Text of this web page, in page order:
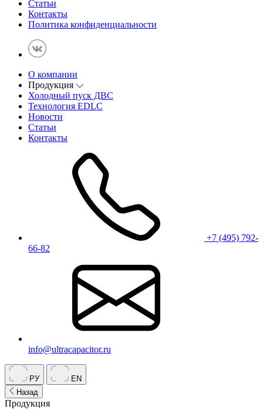
Статьи
Контакты
Политика конфиденциальности
О компании
Продукция
Холодный пуск ДВС
Технология EDLC
Новости
Статьи
Контакты
+7 (495) 792-
66-82
info@ultracapacitor.ru
РУ
EN
Назад
Продукция